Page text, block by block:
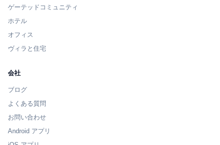
ゲーテッドコミュニティ
ホテル
オフィス
ヴィラと住宅
会社
ブログ
よくある質問
お問い合わせ
Android アプリ